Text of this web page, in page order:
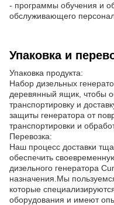
- программы обучения и
обслуживающего
Упаковка и
Упаковка продукта:
Набор дизельных
деревянный ящик, чтобы
транспортировку и
защиты генератора от
транспортировки и
Перевозка:
Наш процесс доставки
обеспечить
дизельного генератора
назначения.Мы
которые
оборудования и имеют